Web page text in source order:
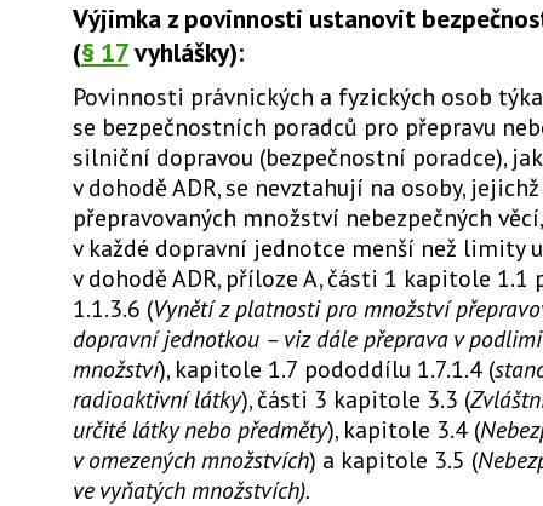
Výjimka z povinnosti ustanovit
(§ 17vyhlášky):
Povinnosti právnických a fyzických osob
se bezpečnostních poradců pro přepravu
silniční dopravou (bezpečnostní poradce),
v dohodě ADR, se nevztahují na osoby,
přepravovaných množství nebezpečných
v každé dopravní jednotce menší než limity
v dohodě ADR, příloze A, části 1 kapitole 1.1
1.1.3.6 (Vynětí z platnosti pro množství
dopravní jednotkou – viz dále přeprava v
množství), kapitole 1.7 pododdílu 1.7.1.4 (
radioaktivní látky), části 3 kapitole 3.3 (
určité látky nebo předměty), kapitole 3.4 (
v omezených množstvích) a kapitole 3.5 (
ve vyňatých množstvích).